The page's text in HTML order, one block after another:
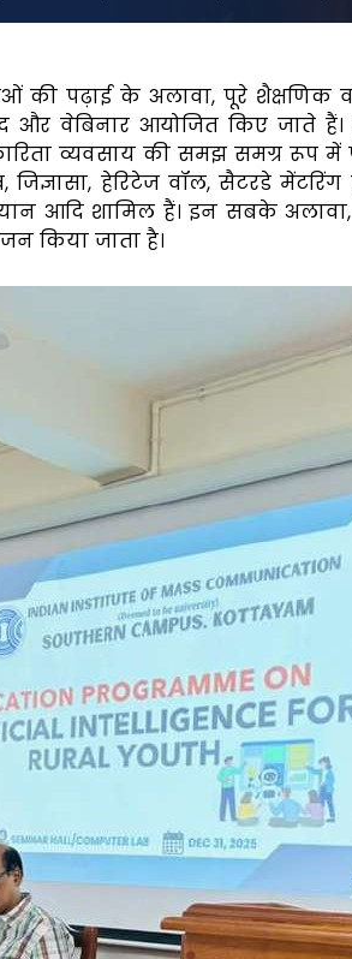
की पढ़ाई के अलावा, पूरे शैक्षणिक
और वेबिनार आयोजित किए जाते
व्यवसाय की समझ समग्र रूप
जिज्ञासा, हेरिटेज वॉल, सैटरडे
आदि शामिल हैं। इन सबके
किया जाता है।